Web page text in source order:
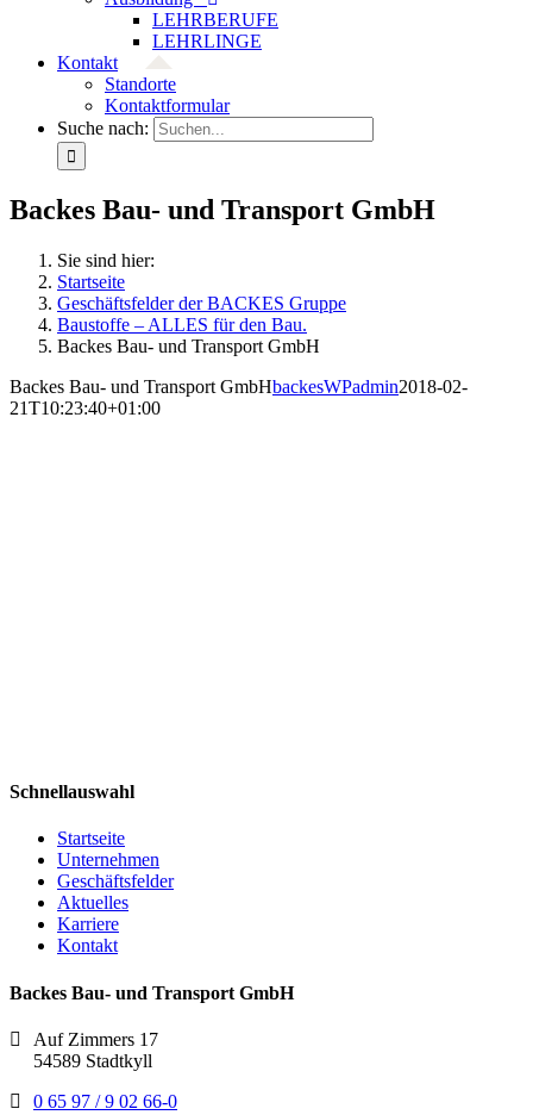
LEHRBERUFE
LEHRLINGE
Kontakt
Standorte
Kontaktformular
Suche nach:
Backes Bau- und Transport GmbH
Sie sind hier:
Startseite
Geschäftsfelder der BACKES Gruppe
Baustoffe – ALLES für den Bau.
Backes Bau- und Transport GmbH
Backes Bau- und Transport GmbHbackesWPadmin2018-02-
21T10:23:40+01:00
Schnellauswahl
Startseite
Unternehmen
Geschäftsfelder
Aktuelles
Karriere
Kontakt
Backes Bau- und Transport GmbH
Auf Zimmers 17
54589 Stadtkyll
0 65 97 / 9 02 66-0